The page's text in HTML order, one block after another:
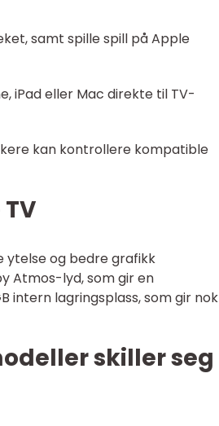
samt spille spill på Apple
iPad eller Mac direkte til TV-
kan kontrollere kompatible
ytelse og bedre grafikk
Atmos-lyd, som gir en
intern lagringsplass, som gir nok
skiller seg